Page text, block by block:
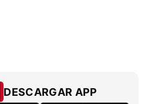
DESCARGAR APP